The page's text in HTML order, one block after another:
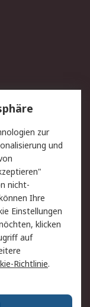
Konditionen
zur
und
nicht-
Ihre
Einstellungen
klicken
auf
Richtlinie.